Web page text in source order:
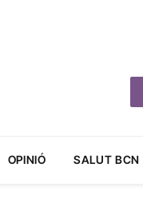
OPINIÓ SALUT BCN